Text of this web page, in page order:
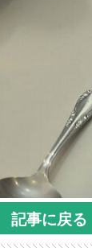
記事に戻る